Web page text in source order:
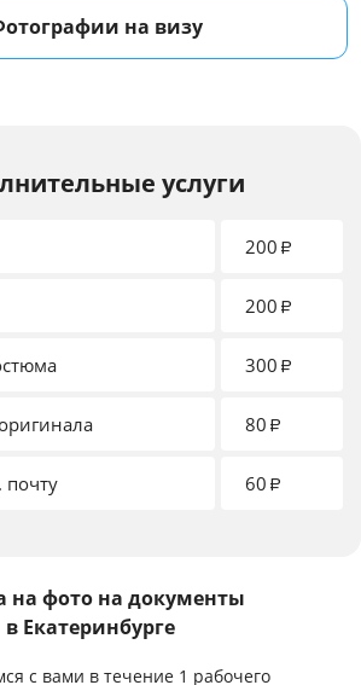
на визу
услуги
200 ₽
200 ₽
300 ₽
80 ₽
почту 60 ₽
на фото на документы
в Екатеринбурге
с вами в течение 1 рабочего